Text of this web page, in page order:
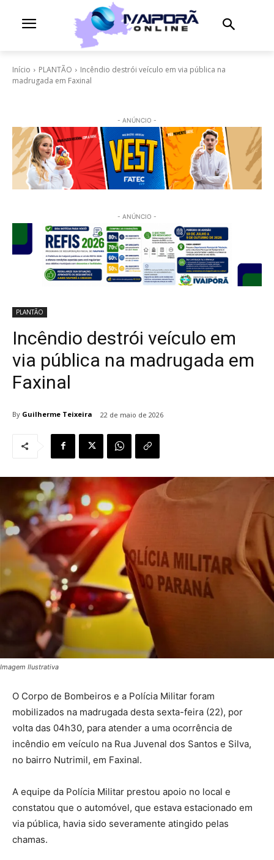
Início PLANTÃO
Incêndio destrói veículo em via pública na
madrugada em Faxinal
- ANÚNCIO -
- ANÚNCIO -
PLANTÃO
Incêndio destrói veículo em
via pública na madrugada em
Faxinal
By Guilherme Teixeira 22 de maio de 2026
Imagem Ilustrativa
O Corpo de Bombeiros e a Polícia Militar foram
mobilizados na madrugada desta sexta-feira (22), por
volta das 04h30, para atender a uma ocorrência de
incêndio em veículo na Rua Juvenal dos Santos e Silva,
no bairro Nutrimil, em Faxinal.
A equipe da Polícia Militar prestou apoio no local e
constatou que o automóvel, que estava estacionado em
via pública, havia sido severamente atingido pelas
chamas.